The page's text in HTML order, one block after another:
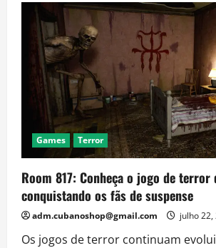
o
jogo
de
terror
psicológico
que
transforma
fotos
em
pesadelos
Games Terror
Room 817: Conheça o jogo de terror
conquistando os fãs de suspense
adm.cubanoshop@gmail.com julho 22,
Os jogos de terror continuam